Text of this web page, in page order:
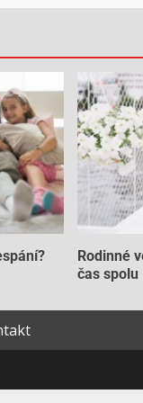
Rodinné
čas spolu